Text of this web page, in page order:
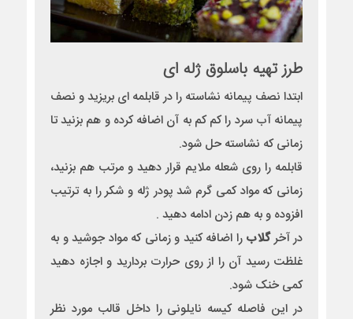
طرز تهیه باسلوق ژله ای
ابتدا نصف پیمانه نشاسته را در قابلمه ای بریزید و نصف
پیمانه آب سرد را کم کم به آن اضافه کرده و هم بزنید تا
زمانی که نشاسته حل شود.
قابلمه را روی شعله ملایم قرار دهید و مرتب هم بزنید،
زمانی که مواد کمی گرم شد پودر ژله و شکر را به ترتیب
افزوده و به هم زدن ادامه دهید .
در آخرگلاب را اضافه کنید و زمانی که مواد جوشید و به
غلظت رسید آن را از روی حرارت بردارید و اجازه دهید
کمی خنک شود.
در این فاصله کیسه نایلونی را داخل قالب مورد نظر